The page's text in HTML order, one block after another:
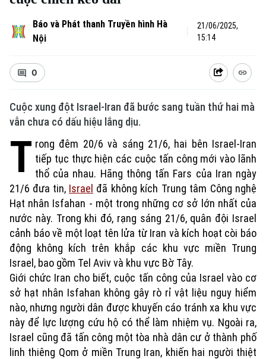
Báo và Phát thanh Truyền hình Hà
Nội
21/06/2025,
15:14
0
Cuộc xung đột Israel-Iran đã bước sang tuần thứ hai mà
vẫn chưa có dấu hiệu lắng dịu.
T rong đêm 20/6 và sáng 21/6, hai bên Israel-Iran
tiếp tục thực hiện các cuộc tấn công mới vào lãnh
thổ của nhau. Hãng thông tấn Fars của Iran ngày
21/6 đưa tin, Israel đã không kích Trung tâm Công nghệ
Hạt nhân Isfahan - một trong những cơ sở lớn nhất của
nước này. Trong khi đó, rạng sáng 21/6, quân đội Israel
cảnh báo về một loạt tên lửa từ Iran và kích hoạt còi báo
động không kích trên khắp các khu vực miền Trung
Israel, bao gồm Tel Aviv và khu vực Bờ Tây.
Giới chức Iran cho biết, cuộc tấn công của Israel vào cơ
sở hạt nhân Isfahan không gây rò rỉ vật liệu nguy hiểm
nào, nhưng người dân được khuyến cáo tránh xa khu vực
này để lực lượng cứu hộ có thể làm nhiệm vụ. Ngoài ra,
Israel cũng đã tấn công một tòa nhà dân cư ở thành phố
linh thiêng Qom ở miền Trung Iran, khiến hai người thiệt